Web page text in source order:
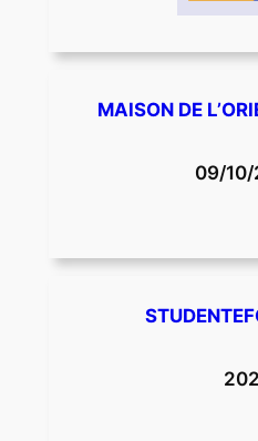
MAISON DE
09/